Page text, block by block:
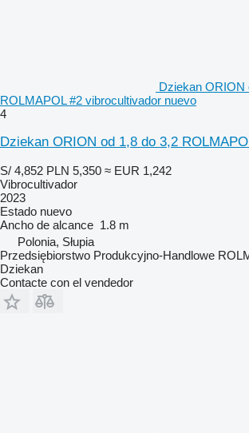
Dziekan ORION
ROLMAPOL #2 vibrocultivador nuevo
4
Dziekan ORION od 1,8 do 3,2
S/ 4,852 PLN 5,350 ≈ EUR 1,242
Vibrocultivador
2023
Estado nuevo
Ancho de alcance 1.8 m
Polonia, Słupia
Przedsiębiorstwo Produkcyjno-Handlowe
Dziekan
Contacte con el vendedor